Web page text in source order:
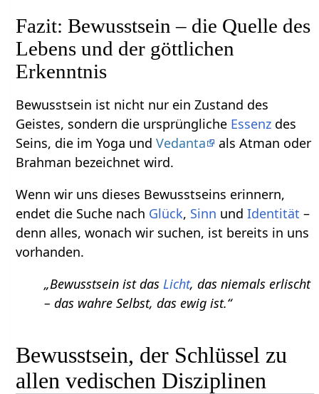
Fazit: Bewusstsein – die Quelle des
Lebens und der göttlichen
Erkenntnis
Bewusstsein ist nicht nur ein Zustand des
Geistes, sondern die ursprüngliche Essenz des
Seins, die im Yoga undVedanta
als Atman oder
Brahman bezeichnet wird.
Wenn wir uns dieses Bewusstseins erinnern,
endet die Suche nach Glück, Sinn undIdentität –
denn alles, wonach wir suchen, ist bereits in uns
vorhanden.
„Bewusstsein ist dasLicht, das niemals erlischt
– das wahre Selbst, das ewig ist.“
Bewusstsein, der Schlüssel zu
allen vedischen Disziplinen